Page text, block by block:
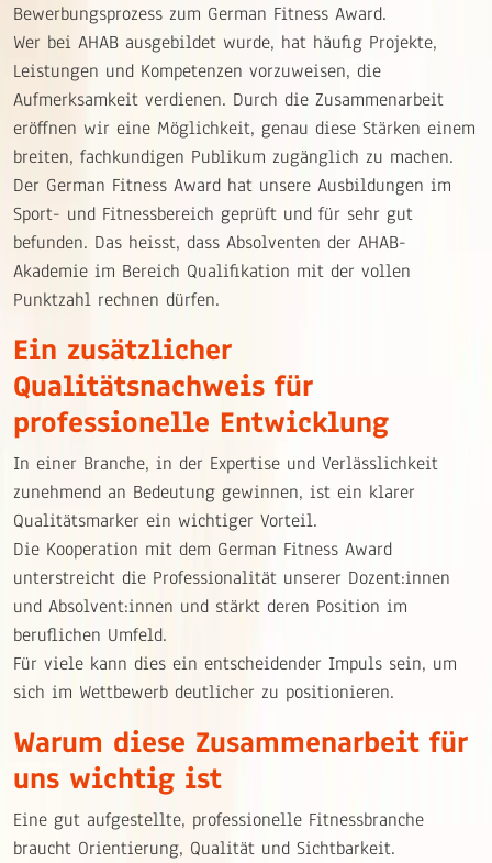
Bewerbungsprozess zum German Fitness Award.
Wer bei AHAB ausgebildet wurde, hat häufig Projekte,
Leistungen und Kompetenzen vorzuweisen, die
Aufmerksamkeit verdienen. Durch die Zusammenarbeit
eröffnen wir eine Möglichkeit, genau diese Stärken einem
breiten, fachkundigen Publikum zugänglich zu machen.
Der German Fitness Award hat unsere Ausbildungen im
Sport- und Fitnessbereich geprüft und für sehr gut
befunden. Das heisst, dass Absolventen der AHAB-
Akademie im Bereich Qualifikation mit der vollen
Punktzahl rechnen dürfen.
Ein zusätzlicher
Qualitätsnachweis für
professionelle Entwicklung
In einer Branche, in der Expertise und Verlässlichkeit
zunehmend an Bedeutung gewinnen, ist ein klarer
Qualitätsmarker ein wichtiger Vorteil.
Die Kooperation mit dem German Fitness Award
unterstreicht die Professionalität unserer Dozent:innen
und Absolvent:innen und stärkt deren Position im
beruflichen Umfeld.
Für viele kann dies ein entscheidender Impuls sein, um
sich im Wettbewerb deutlicher zu positionieren.
Warum diese Zusammenarbeit für
uns wichtig ist
Eine gut aufgestellte, professionelle Fitnessbranche
braucht Orientierung, Qualität und Sichtbarkeit.